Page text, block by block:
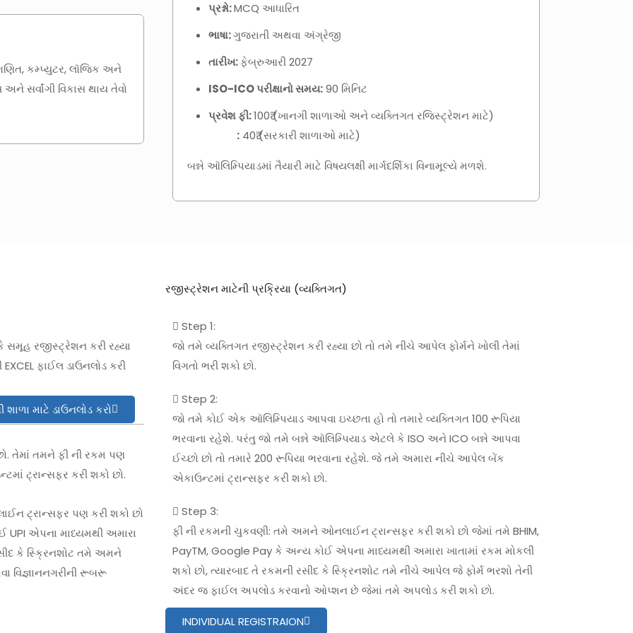
ગણિત, કમ્પ્યુટર, લૉજિક અને
સર્વાંગી વિકાસ થાય તેવો
પ્રશ્નો:MCQ આધારિત
ભાષા:ગુજરાતી અથવા અંગ્રેજી
તારીખ:ફેબ્રુઆરી 2027
ISO-ICO પરીક્ષાનો સમય:90 મિનિટ
પ્રવેશ ફી:100₹ (ખાનગી શાળાઓ અને વ્યક્તિગત રજિસ્ટ્રેશન માટે)
: 40₹ (સરકારી શાળાઓ માટે)
બન્ને ઑલિમ્પિયાડમાં તૈયારી માટે વિષયલક્ષી માર્ગદર્શિકા વિનામૂલ્યે મળશે.
સમૂહ રજીસ્ટ્રેશન કરી રહ્યા
ફાઈલ ડાઉનલોડ કરી
શાળા માટે ડાઉનલોડ કરો
તેમાં તમને ફી ની રકમ પણ
ટ્રાન્સફર કરી શકો છો.
ટ્રાન્સફર પણ કરી શકો છો
UPI એપના માધ્યમથી અમારા
કે સ્ક્રિનશોટ તમે અમને
વિજ્ઞાનનગરીની રૂબરૂ
રજીસ્ટ્રેશન માટેની પ્રક્રિયા (વ્યક્તિગત)
Step 1:
જો તમે વ્યક્તિગત રજીસ્ટ્રેશન કરી રહ્યા છો તો તમે નીચે આપેલ ફોર્મને ખોલી તેમાં
વિગતો ભરી શકો છો.
Step 2:
જો તમે કોઈ એક ઑલિમ્પિયાડ આપવા ઇચ્છતા હો તો તમારે વ્યક્તિગત 100 રૂપિયા
ભરવાના રહેશે. પરંતુ જો તમે બન્ને ઑલિમ્પિયાડ એટલે કે ISO અને ICO બન્ને આપવા
ઈચ્છો છો તો તમારે 200 રૂપિયા ભરવાના રહેશે. જે તમે અમારા નીચે આપેલ બેંક
એકાઉન્ટમાં ટ્રાન્સફર કરી શકો છો.
Step 3:
ફી ની રકમની ચુકવણી: તમે અમને ઓનલાઈન ટ્રાન્સફર કરી શકો છો જેમાં તમે BHIM,
PayTM, Google Pay કે અન્ય કોઈ એપના માધ્યમથી અમારા ખાતામાં રકમ મોકલી
શકો છો, ત્યારબાદ તે રકમની રસીદ કે સ્ક્રિનશોટ તમે નીચે આપેલ જે ફોર્મ ભરશો તેની
અંદર જ ફાઈલ અપલોડ કરવાનો ઓપ્શન છે જેમાં તમે અપલોડ કરી શકો છો.
INDIVIDUAL REGISTRAION